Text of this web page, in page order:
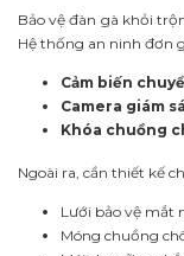
Bảo vệ đàn gà khỏi
Hệ thống an ninh đơn
Cảm biến
Camera giám
Khóa chuồng
Ngoài ra, cần thiết kế
Lưới bảo vệ mắt
Móng chuồng